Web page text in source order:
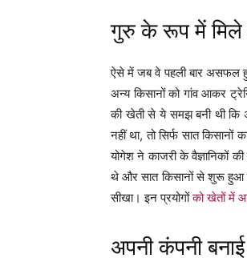
गुरु के रूप में मिले
ऐसे में जब वे पहली बार असफल
अन्य किसानों को गांव आकर
की खेती से ये समझ बनी थी कि
नहीं था, तो सिर्फ सात किसानों
योगेश ने काजरी के वैज्ञानिकों
थे और सात किसानों से शुरू हुआ
सीखा। इन प्रयोगोंको खेतों में
अपनी कंपनी